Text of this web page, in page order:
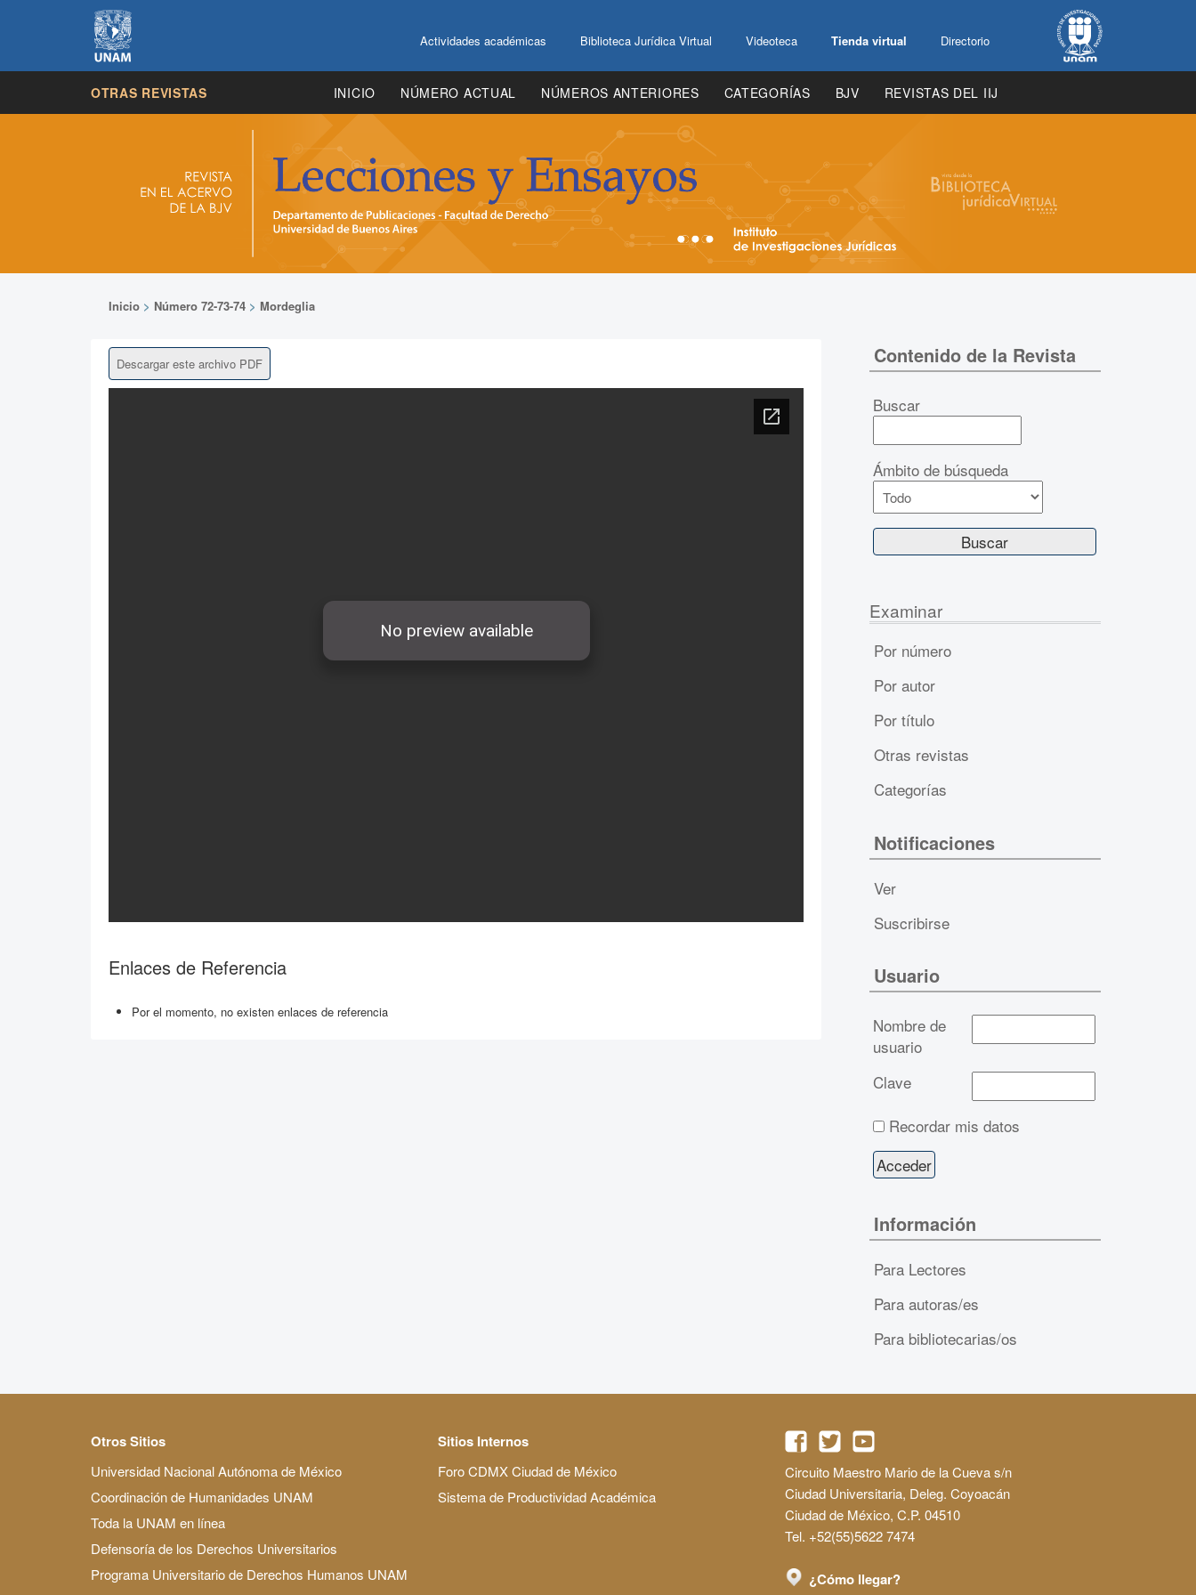
Actividades académicas Biblioteca Jurídica Virtual Videoteca Tienda virtual Directorio
OTRAS REVISTAS INICIO NÚMERO ACTUAL NÚMEROS ANTERIORES CATEGORÍAS BJV REVISTAS DEL IIJ
Inicio > Número 72-73-74 > Mordeglia
Descargar este archivo PDF
Enlaces de Referencia
Por el momento, no existen enlaces de referencia
Contenido de la Revista
Buscar
Ámbito de búsqueda
Examinar
Por número
Por autor
Por título
Otras revistas
Categorías
Notificaciones
Ver
Suscribirse
Usuario
Nombre de
usuario
Clave
Recordar mis datos
Información
Para Lectores
Para autoras/es
Para bibliotecarias/os
Otros Sitios
Universidad Nacional Autónoma de México
Coordinación de Humanidades UNAM
Toda la UNAM en línea
Defensoría de los Derechos Universitarios
Programa Universitario de Derechos Humanos UNAM
Sitios Internos
Foro CDMX Ciudad de México
Sistema de Productividad Académica
Circuito Maestro Mario de la Cueva s/n
Ciudad Universitaria, Deleg. Coyoacán
Ciudad de México, C.P. 04510
Tel. +52(55)5622 7474
¿Cómo llegar?